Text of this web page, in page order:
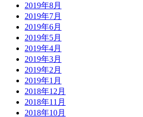
2019年8月
2019年7月
2019年6月
2019年5月
2019年4月
2019年3月
2019年2月
2019年1月
2018年12月
2018年11月
2018年10月